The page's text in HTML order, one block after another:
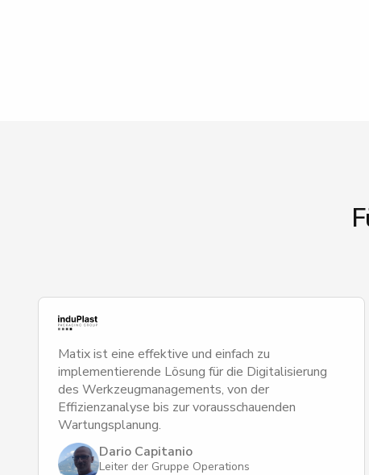
Matix ist eine effektive und einfach zu
implementierende Lösung für die Digitalisierung
des Werkzeugmanagements, von der
Effizienzanalyse bis zur vorausschauenden
Wartungsplanung.
Dario Capitanio
Leiter der Gruppe Operations